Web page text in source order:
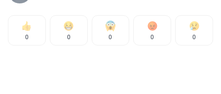
0 0 0 0 0